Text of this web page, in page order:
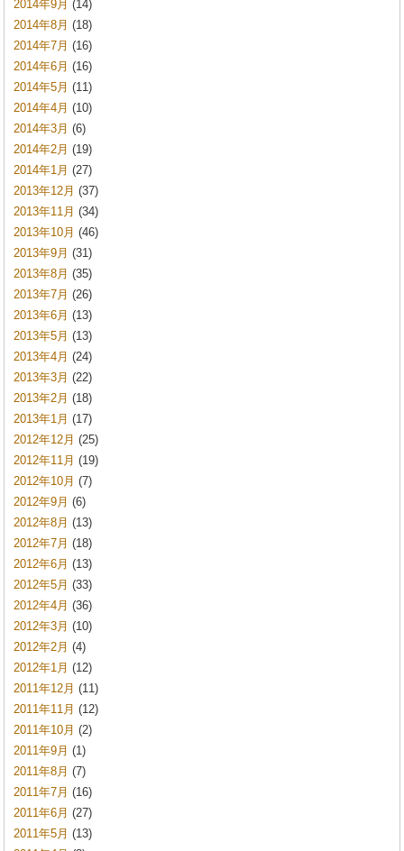
2014年9月 (14)
2014年8月 (18)
2014年7月 (16)
2014年6月 (16)
2014年5月 (11)
2014年4月 (10)
2014年3月 (6)
2014年2月 (19)
2014年1月 (27)
2013年12月 (37)
2013年11月 (34)
2013年10月 (46)
2013年9月 (31)
2013年8月 (35)
2013年7月 (26)
2013年6月 (13)
2013年5月 (13)
2013年4月 (24)
2013年3月 (22)
2013年2月 (18)
2013年1月 (17)
2012年12月 (25)
2012年11月 (19)
2012年10月 (7)
2012年9月 (6)
2012年8月 (13)
2012年7月 (18)
2012年6月 (13)
2012年5月 (33)
2012年4月 (36)
2012年3月 (10)
2012年2月 (4)
2012年1月 (12)
2011年12月 (11)
2011年11月 (12)
2011年10月 (2)
2011年9月 (1)
2011年8月 (7)
2011年7月 (16)
2011年6月 (27)
2011年5月 (13)